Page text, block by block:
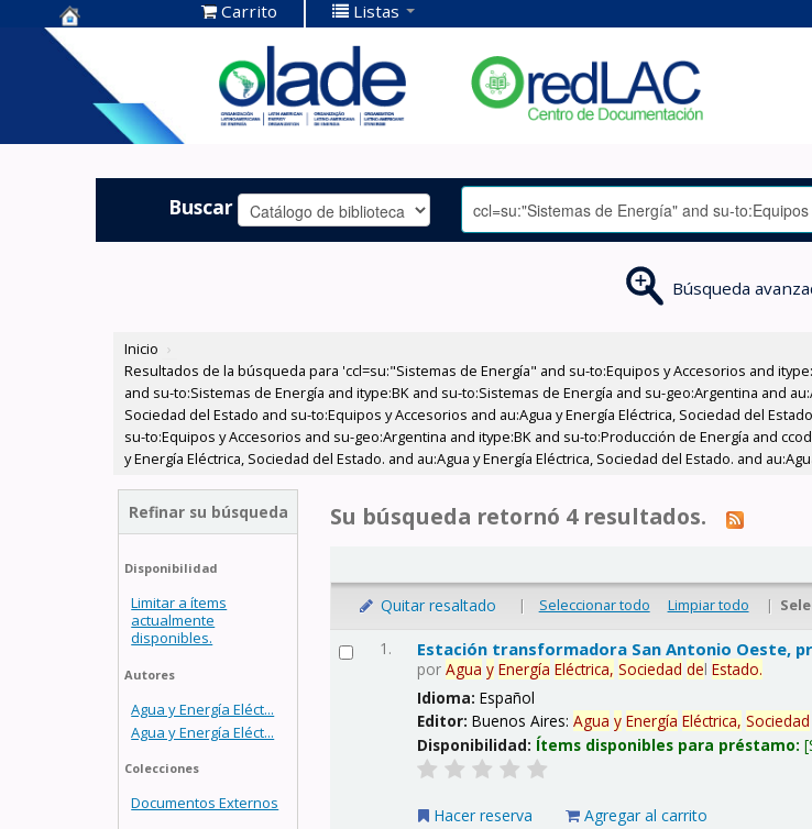
Centro de
Documentación
OLADE -
Carrito Listas
Buscar
Búsqueda
Inicio ›
Resultados de la búsqueda para 'ccl=su:"Sistemas de Energía" and su-to:Equipos y Accesorios and
and su-to:Sistemas de Energía and itype:BK and su-to:Sistemas de Energía and su-geo:Argentina and
Sociedad del Estado and su-to:Equipos y Accesorios and au:Agua y Energía Eléctrica, Sociedad del
su-to:Equipos y Accesorios and su-geo:Argentina and itype:BK and su-to:Producción de Energía and
y Energía Eléctrica, Sociedad del Estado. and au:Agua y Energía Eléctrica, Sociedad del Estado. and
Refinar su búsqueda
Disponibilidad
Limitar a ítems
actualmente
disponibles.
Autores
Agua y Energía Eléct...
Agua y Energía Eléct...
Colecciones
Documentos Externos
Su búsqueda retornó 4 resultados.
Quitar resaltado | Seleccionar todo Limpiar todo |
1. Estación transformadora San Antonio Oeste,
porAgua y Energía Eléctrica, Sociedad delEstado.
Idioma:Español
Editor:Buenos Aires:Agua y Energía Eléctrica, Sociedad
Disponibilidad: Ítems disponibles para préstamo:
Hacer reserva Agregar al carrito